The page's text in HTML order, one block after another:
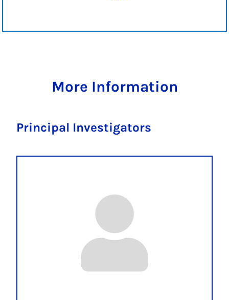
More Information
Principal Investigators